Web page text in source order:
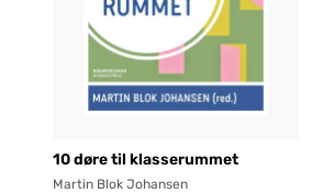
10 døre til klasserummet
Martin Blok Johansen